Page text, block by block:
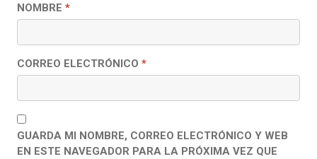
NOMBRE *
CORREO ELECTRÓNICO *
GUARDA MI NOMBRE, CORREO ELECTRÓNICO Y WEB
EN ESTE NAVEGADOR PARA LA PRÓXIMA VEZ QUE